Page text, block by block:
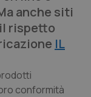
anche siti
rispetto
IL
conformità